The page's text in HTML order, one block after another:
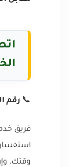
📞 رقم
فريق
وقتك،